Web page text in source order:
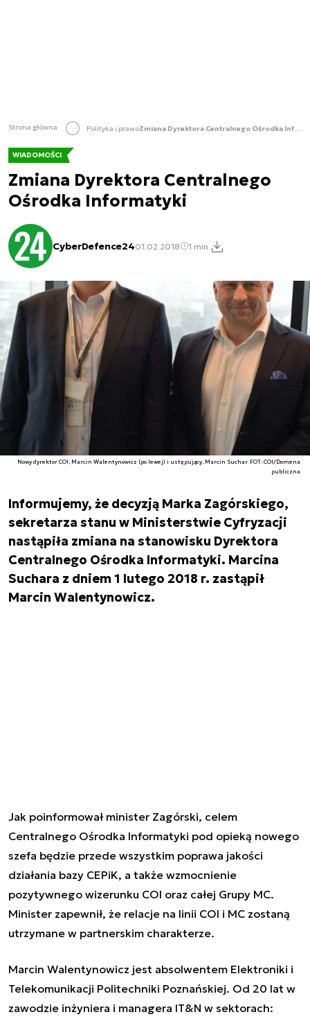
Strona główna Polityka i prawo Zmiana Dyrektora Centralnego Ośrodka Informatyki
WIADOMOŚCI
Zmiana Dyrektora Centralnego
Ośrodka Informatyki
CyberDefence2401.02.2018 1 min.
Nowy dyrektor COI, Marcin Walentynowicz (po lewej) i ustępujący, Marcin Suchar. FOT: COI/Domena
publiczna
Informujemy, że decyzją Marka Zagórskiego,
sekretarza stanu w Ministerstwie Cyfryzacji
nastąpiła zmiana na stanowisku Dyrektora
Centralnego Ośrodka Informatyki. Marcina
Suchara z dniem 1 lutego 2018 r. zastąpił
Marcin Walentynowicz.
Jak poinformował minister Zagórski, celem
Centralnego Ośrodka Informatyki pod opieką nowego
szefa będzie przede wszystkim poprawa jakości
działania bazy CEPiK, a także wzmocnienie
pozytywnego wizerunku COI oraz całej Grupy MC.
Minister zapewnił, że relacje na linii COI i MC zostaną
utrzymane w partnerskim charakterze.
Marcin Walentynowicz jest absolwentem Elektroniki i
Telekomunikacji Politechniki Poznańskiej. Od 20 lat w
zawodzie inżyniera i managera IT&N w sektorach: